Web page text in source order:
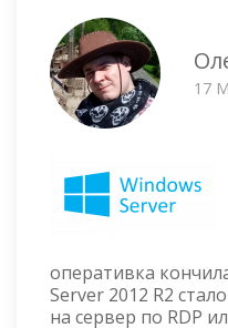
17
оперативка
Server 2012 R2
на сервер по RDP